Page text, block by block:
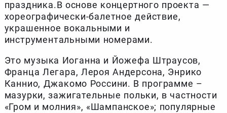
праздника.В основе концертного проекта —
хореографически-балетное действие,
украшенное вокальными и
инструментальными номерами.
Это музыка Иоганна и Йожефа Штраусов,
Франца Легара, Лероя Андерсона, Энрико
Каннио, Джакомо Россини. В программе –
мазурки, зажигательные польки, в частности
«Гром и молния», «Шампанское»; популярные